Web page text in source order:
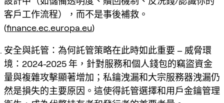
客戶工作流程），而不是事後補救。
(finance.ec.europa.eu)
安全與託管：為何託管策略在此時如此重要 – 威脅環
境：2024-2025 年，針對服務和個人錢包的竊盜資金
量與複雜攻擊顯著增加；私鑰洩漏和大宗服務器洩漏仍
然是損失的主要原因。這使得託管選擇和用戶金鑰管理